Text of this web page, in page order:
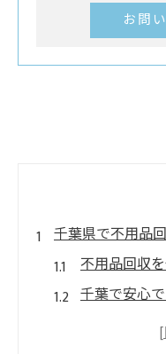
お問
千葉県で不用品
不用品回収
千葉で安心